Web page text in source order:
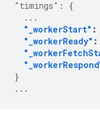
"timings" :
{
...
"_workerStart" :
"_workerReady" :
}
...